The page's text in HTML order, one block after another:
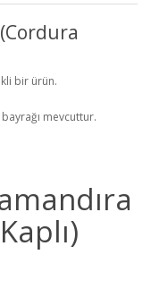
bir ürün.
mevcuttur.